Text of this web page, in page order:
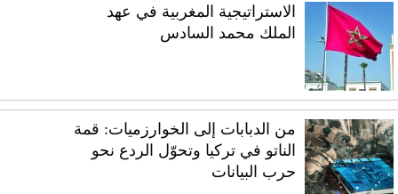
الاستراتيجية المغربية في عهد
الملك محمد السادس
من الدبابات إلى الخوارزميات: قمة
الناتو في تركيا وتحوّل الردع نحو
حرب البيانات